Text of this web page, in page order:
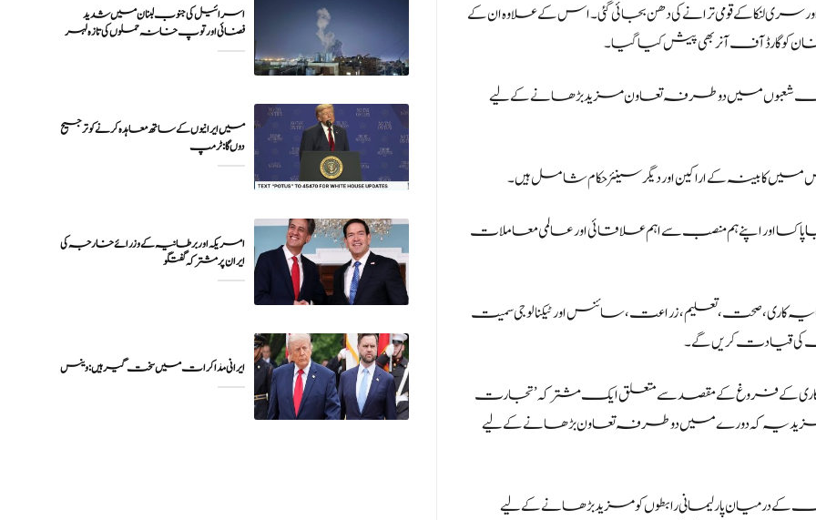
لنکا کے قومی ترانے کی دھن بجائی گئی۔اس کے علاوہ ان کے
کو گارڈ آف آنر بھی پیش کیا گیا۔
شعبوں میں دو طرفہ تعاون مزید بڑھانے کے لیے
کابینہ کے اراکین اور دیگر سینئر حکام شامل ہیں۔
اور اپنے ہم منصب سے اہم علاقائی اور عالمی معاملات
صحت، تعلیم، زراعت، سائنس اور ٹیکنالوجی سمیت
کی قیادت کریں گے۔
کے فروغ کے مقصد سے متعلق ایک مشترکہ ’تجارت
یہ کہ دورے میں دوطرفہ تعاون بڑھانے کے لیے
درمیان پارلیمانی رابطوں کو مزید بڑھانے کے لیے
اسرائیل کی جنوب لبنان میں شدید
فضائی اور توپ خانہ حملوں کی تازہ لہر
میں ایرانیوں کے ساتھ معاہدہ کرنے کو ترجیح
دوں گا : ٹرمپ
امریکہ اور برطانیہ کے وزرائے خارجہ کی
ایران پر مشترکہ گفتگو
ایرانی مذاکرات میں سخت گیر ہیں: وینس